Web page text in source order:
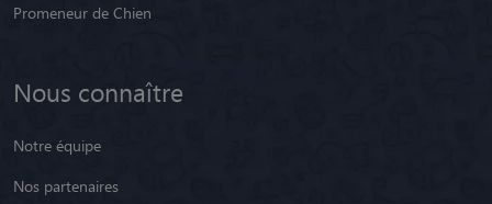
Promeneur de Chien
Nous connaître
Notre équipe
Nos partenaires